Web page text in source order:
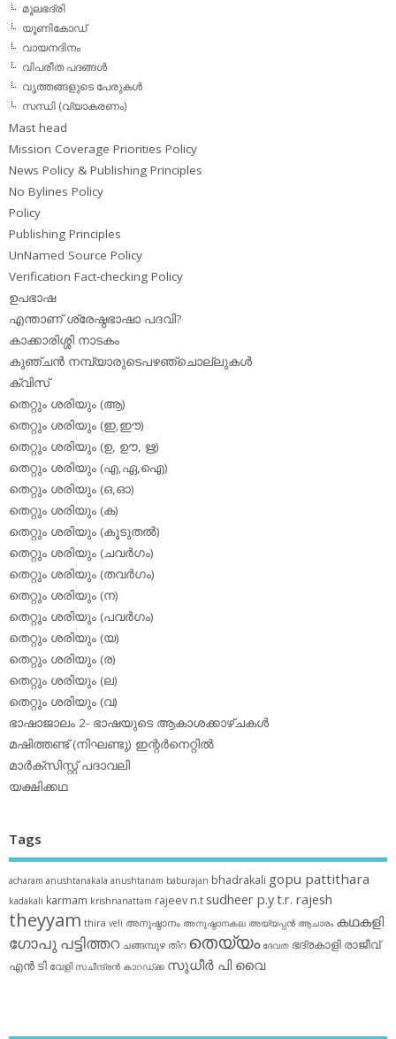
മൂലഭദ്രി
യൂണികോഡ്
വായനദിനം
വിപരീത പദങ്ങള്‍
വൃത്തങ്ങളുടെ പേരുകള്‍
സന്ധി (വ്യാകരണം)
Mast head
Mission Coverage Priorities Policy
News Policy & Publishing Principles
No Bylines Policy
Policy
Publishing Principles
UnNamed Source Policy
Verification Fact-checking Policy
ഉപഭാഷ
എന്താണ് ശ്രേഷ്ഠഭാഷാ പദവി?
കാക്കാരിശ്ശി നാടകം
കുഞ്ചന്‍ നമ്പ്യാരുടെപഴഞ്ചൊല്ലുകള്‍
ക്വിസ്
തെറ്റും ശരിയും (ആ)
തെറ്റും ശരിയും (ഇ,ഈ)
തെറ്റും ശരിയും (ഉ, ഊ, ഋ)
തെറ്റും ശരിയും (എ,ഏ,ഐ)
തെറ്റും ശരിയും (ഒ,ഓ)
തെറ്റും ശരിയും (ക)
തെറ്റും ശരിയും (കൂടുതല്‍)
തെറ്റും ശരിയും (ചവര്‍ഗം)
തെറ്റും ശരിയും (തവര്‍ഗം)
തെറ്റും ശരിയും (ന)
തെറ്റും ശരിയും (പവര്‍ഗം)
തെറ്റും ശരിയും (യ)
തെറ്റും ശരിയും (ര)
തെറ്റും ശരിയും (ല)
തെറ്റും ശരിയും (വ)
ഭാഷാജാലം 2- ഭാഷയുടെ ആകാശക്കാഴ്ചകള്‍
മഷിത്തണ്ട് (നിഘണ്ടു) ഇന്റര്‍നെറ്റില്‍
മാര്‍ക്‌സിസ്റ്റ് പദാവലി
യക്ഷിക്കഥ
Tags
acharam anushtanakala anushtanam baburajan bhadrakali gopu pattithara
kadakali karmam krishnanattam rajeev n.t sudheer p.yt.r. rajesh
theyyam thira veli അനുഷ്ഠാനം അനുഷ്ഠാനകല അയ്യപ്പന്‍ ആചാരം കഥകളി
ഗോപു പട്ടിത്തറ ചങ്ങമ്പുഴ തിറ തെയ്യം ദേവത ഭദ്രകാളി രാജീവ്
എൻ ടി വേളി സചീന്ദ്രന്‍ കാറഡ്ക്ക സുധീര്‍ പി വൈ